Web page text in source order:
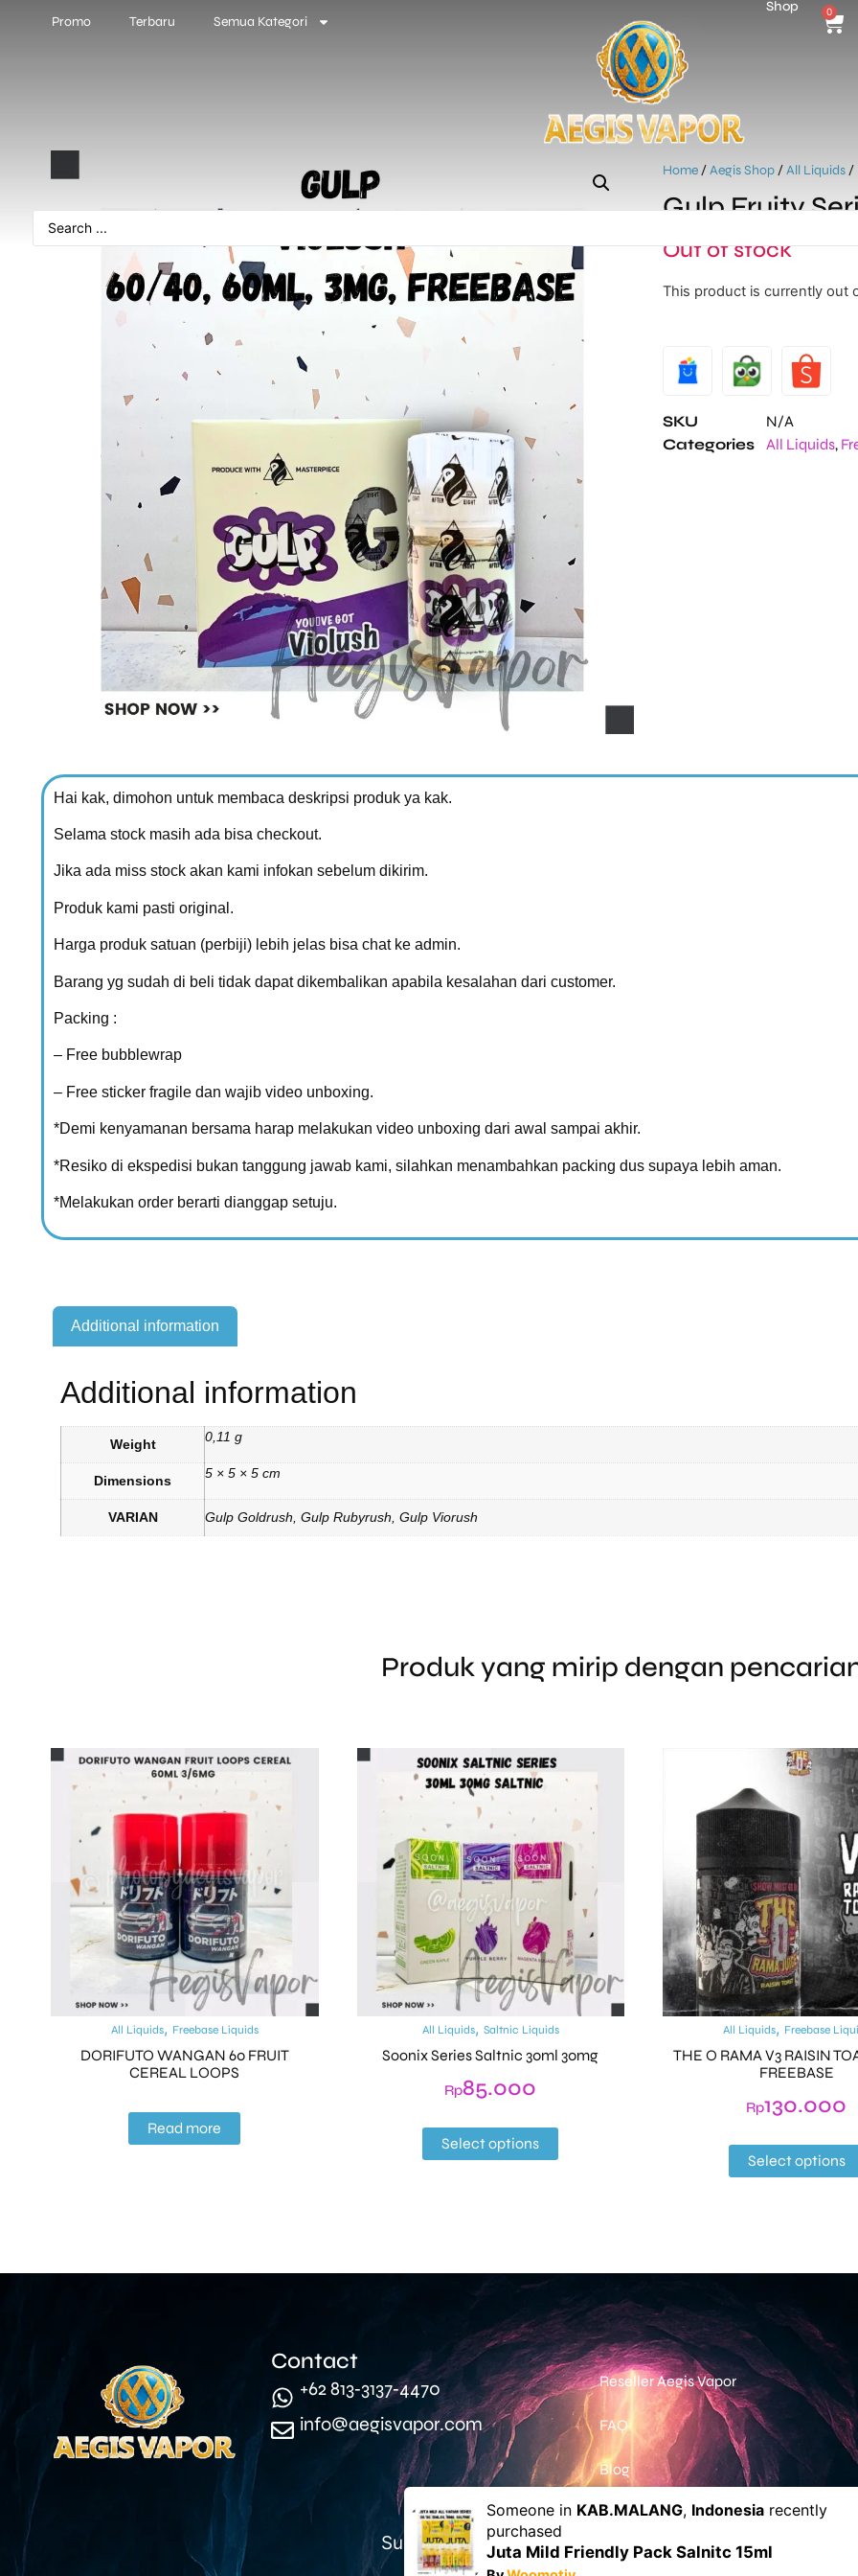
Promo Terbaru Semua Kategori
Shop 0
Home/Aegis Shop/All Liquids/
Gulp Fruity
Out of stock
This product is currently out
SKU
N/A
Categories
All Liquids,
Hai kak, dimohon untuk membaca deskripsi produk ya kak.
Selama stock masih ada bisa checkout.
Jika ada miss stock akan kami infokan sebelum dikirim.
Produk kami pasti original.
Harga produk satuan (perbiji) lebih jelas bisa chat ke admin.
Barang yg sudah di beli tidak dapat dikembalikan apabila kesalahan dari customer.
Packing :
– Free bubblewrap
– Free sticker fragile dan wajib video unboxing.
*Demi kenyamanan bersama harap melakukan video unboxing dari awal sampai akhir.
*Resiko di ekspedisi bukan tanggung jawab kami, silahkan menambahkan packing dus supaya lebih aman.
*Melakukan order berarti dianggap setuju.
Additional information
Additional information
Weight 0,11 g
Dimensions 5 × 5 × 5 cm
VARIAN Gulp Goldrush, Gulp Rubyrush, Gulp Viorush
Produk yang mirip dengan
All Liquids, Freebase Liquids
DORIFUTO WANGAN 60 FRUIT
CEREAL LOOPS
Read more
All Liquids, Saltnic Liquids
Soonix Series Saltnic 30ml 30mg
Rp85.000
Select options
All Liquids, Freebase
THE O RAMA V3 RAISIN
FREEBASE
Rp130.000
Select options
Contact
‪+62 813‑3137‑4470‬
info@aegisvapor.com
Reseller Aegis Vapor
FAQ
Blog
Sudah ada 2372pesanan completeddari pelanggan
Someone in KAB.MALANG, Indonesia recently
purchased
Juta Mild Friendly Pack Salnitc 15ml